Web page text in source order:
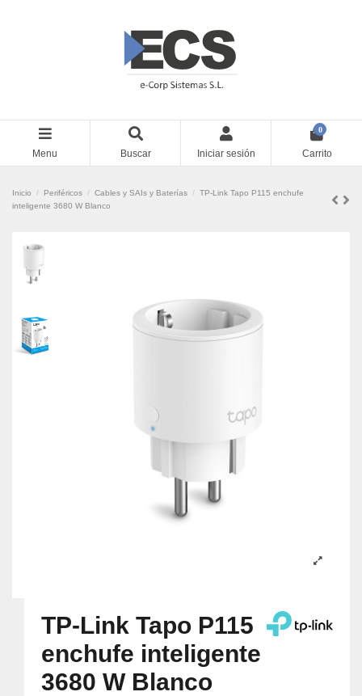
Menu Buscar Iniciar sesión
0
Carrito
Inicio Periféricos Cables y SAIs y Baterías
TP-Link Tapo P115 enchufe
inteligente 3680 W Blanco
TP-Link Tapo P115
enchufe inteligente
3680 W Blanco